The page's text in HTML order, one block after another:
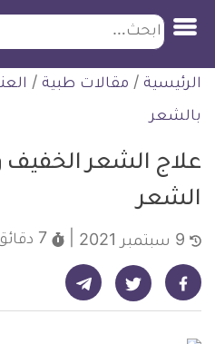
التخطي
للمحتوى
ابحث
الرئيسية / مقالات طبية /
بالشعر
علاج الشعر
الشعر
7 دقائق
شارك على فيسبوك - ديلي ميديكال انفو شارك على تويتر - ديلي ميديكال انفو شارك على تيليجرام - ديلي ميديكال انفو